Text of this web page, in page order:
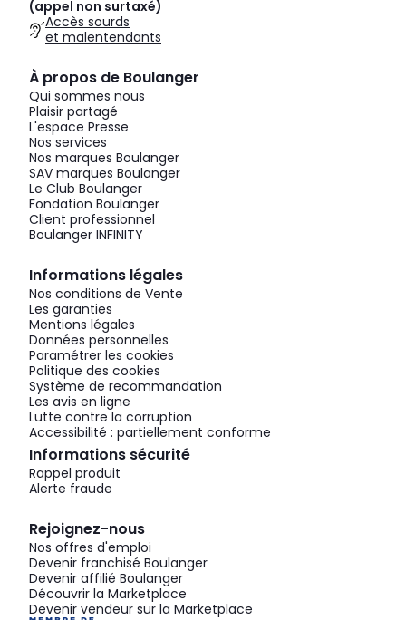
(appel non surtaxé)
Accès sourds
et malentendants
À propos de Boulanger
Qui sommes nous
Plaisir partagé
L'espace Presse
Nos services
Nos marques Boulanger
SAV marques Boulanger
Le Club Boulanger
Fondation Boulanger
Client professionnel
Boulanger INFINITY
Informations légales
Nos conditions de Vente
Les garanties
Mentions légales
Données personnelles
Paramétrer les cookies
Politique des cookies
Système de recommandation
Les avis en ligne
Lutte contre la corruption
Accessibilité : partiellement conforme
Informations sécurité
Rappel produit
Alerte fraude
Rejoignez-nous
Nos offres d'emploi
Devenir franchisé Boulanger
Devenir affilié Boulanger
Découvrir la Marketplace
Devenir vendeur sur la Marketplace